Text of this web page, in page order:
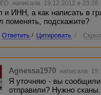
написала 19.12.2012 в
и ИНН, а как написать в
поменять, подскажите?
Ответить / Цитировать /
Agnessa1970 написала
Я уточняю - вы
отправили? Нужно сканы.